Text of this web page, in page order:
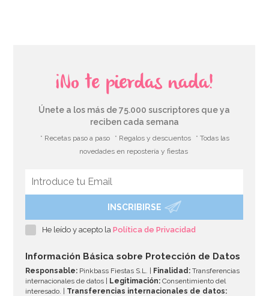
Piñata Caballo Marrón 42 cm
¡No te pierdas nada!
Únete a los más de 75.000 suscriptores que ya
reciben cada semana
* Recetas paso a paso * Regalos y descuentos
* Todas las
novedades en repostería y fiestas
INSCRIBIRSE
He leído y acepto laPolítica de Privacidad
Información Básica sobre Protección de Datos
Responsable: Pinkbass Fiestas S.L. | Finalidad: Transferencias
internacionales de datos |
Legitimación: Consentimiento del
interesado. | Transferencias internacionales de datos: